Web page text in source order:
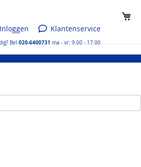
Inloggen Klantenservice
Bel020-6400731ma - vr: 9.00 - 17.00